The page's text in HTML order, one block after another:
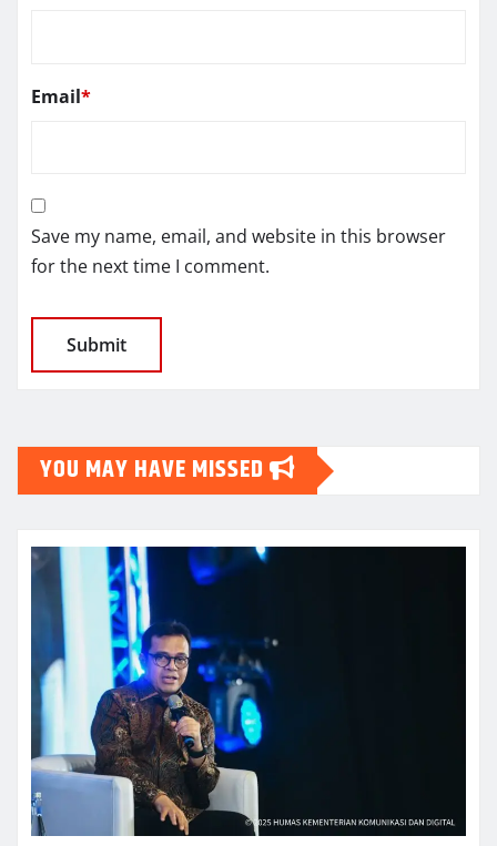
Email*
Save my name, email, and website in this browser
for the next time I comment.
YOU MAY HAVE MISSED